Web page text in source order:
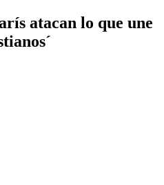
atacan lo que une